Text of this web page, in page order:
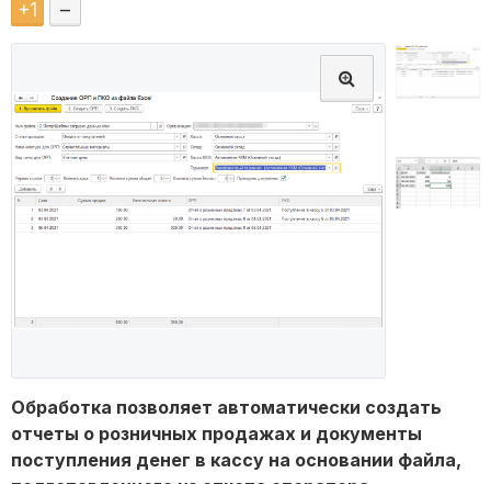
+1 –
Обработка позволяет автоматически создать
отчеты о розничных продажах и документы
поступления денег в кассу на основании файла,